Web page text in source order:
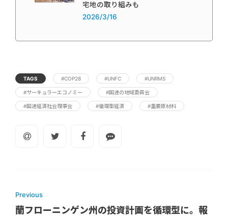
宅地の取り組みも
2026/3/16
TAGS #COP28 #UNFC #UNRMS
#サーキュラーエコノミー #国連の地域委員会
#国連経済社会理事会 #循環型経済 #重要原材料
Previous
蘭フローニンゲン州の投資計画を循環型に。報